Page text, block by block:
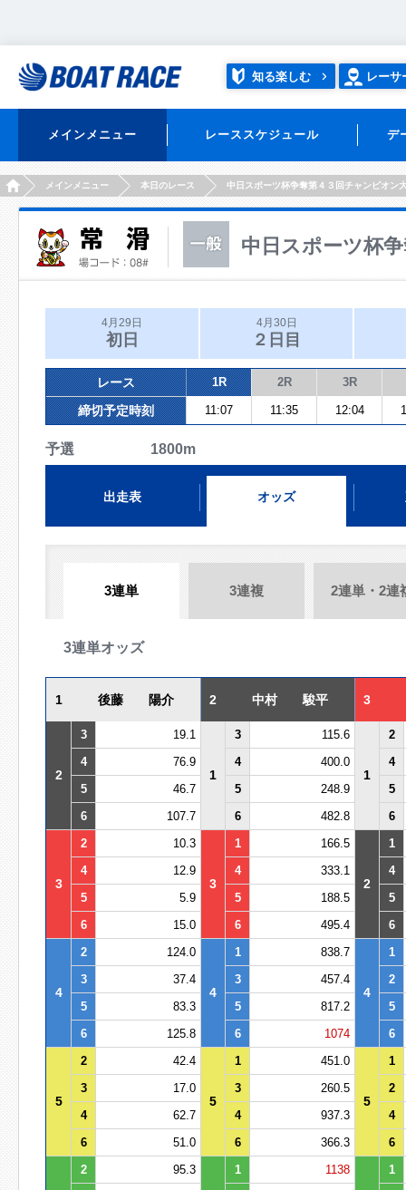
知る楽しむ レーサ
メインメニュー レーススケジュール デ
HOMEメインメニュー 本日のレース 中日スポーツ杯争奪第４３回チャンピオン
中日スポーツ杯
4月29日
初日
4月30日
２日目
レース 1R 2R 3R
締切予定時刻 11:07 11:35 12:04
予選 1800m
出走表 オッズ
3連単 3連複 2連単・2連
3連単オッズ
1 後藤 陽介 2 中村 駿平 3
2
3 19.1
1
3 115.6
1
2
4
76.9 4 400.0
4
5
46.7 5 248.9
5
6
107.7 6 482.8 6
3
2 10.3
3
1 166.5
2
1
4
12.9 4 333.1
4
5
5.9 5 188.5
5
6
15.0 6 495.4 6
4
2 124.0
4
1 838.7
4
1
3
37.4 3 457.4
2
5
83.3 5 817.2
5
6
125.8 6 1074 6
5
2 42.4
5
1 451.0
5
1
3
17.0 3 260.5
2
4
62.7 4 937.3
4
6
51.0 6 366.3 6
2 95.3 1 1138
1